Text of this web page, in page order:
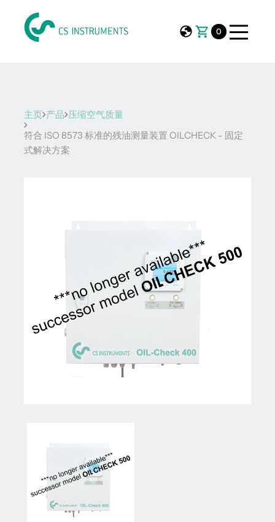
0
主页 产品 压缩空气质量
符合 ISO 8573 标准的残油测量装置 OILCHECK - 固定
式解决方案